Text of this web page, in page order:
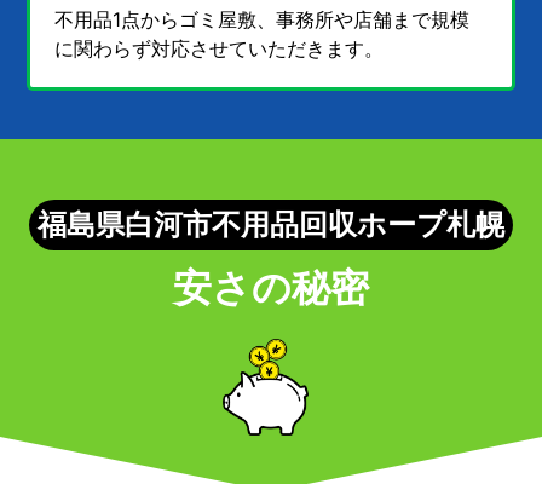
不用品1点からゴミ屋敷、事務所や店舗まで規模
に関わらず対応させていただきます。
福島県白河市不用品回収ホープ札幌
安さの秘密